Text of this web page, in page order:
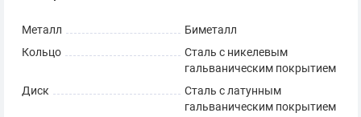
Металл
Биметалл
Кольцо
Сталь с никелевым
гальваническим покрытием
Диск
Сталь с латунным
гальваническим покрытием